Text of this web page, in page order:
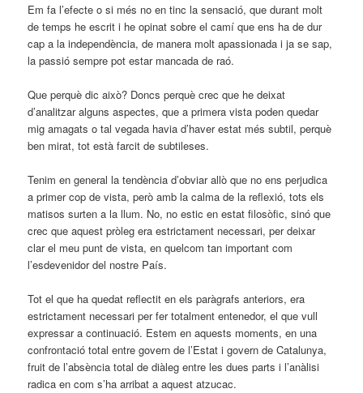
Em fa l’efecte o si més no en tinc la sensació, que durant molt
de temps he escrit i he opinat sobre el camí que ens ha de dur
cap a la independència, de manera molt apassionada i ja se sap,
la passió sempre pot estar mancada de raó.
Que perquè dic això? Doncs perquè crec que he deixat
d’analitzar alguns aspectes, que a primera vista poden quedar
mig amagats o tal vegada havia d’haver estat més subtil, perquè
ben mirat, tot està farcit de subtileses.
Tenim en general la tendència d’obviar allò que no ens perjudica
a primer cop de vista, però amb la calma de la reflexió, tots els
matisos surten a la llum. No, no estic en estat filosòfic, sinó que
crec que aquest pròleg era estrictament necessari, per deixar
clar el meu punt de vista, en quelcom tan important com
l’esdevenidor del nostre País.
Tot el que ha quedat reflectit en els paràgrafs anteriors, era
estrictament necessari per fer totalment entenedor, el que vull
expressar a continuació. Estem en aquests moments, en una
confrontació total entre govern de l’Estat i govern de Catalunya,
fruit de l’absència total de diàleg entre les dues parts i l’anàlisi
radica en com s’ha arribat a aquest atzucac.